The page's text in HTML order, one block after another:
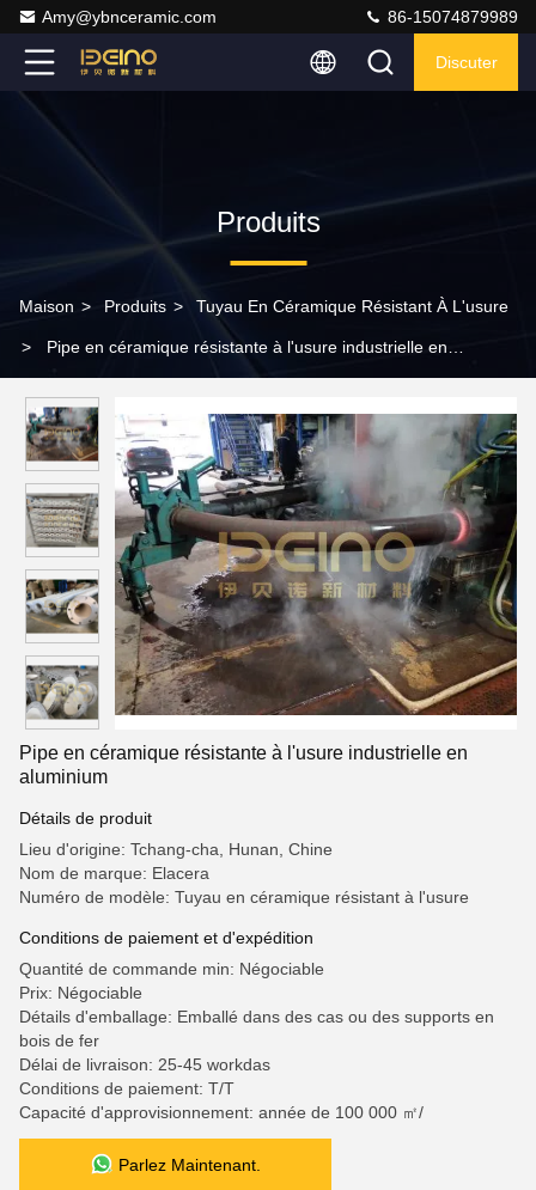
Amy@ybnceramic.com 86-15074879989
Discuter
Produits
Maison > Produits > Tuyau En Céramique Résistant À L'usure
> Pipe en céramique résistante à l'usure industrielle en
Pipe en céramique résistante à l'usure industrielle en
aluminium
Détails de produit
Lieu d'origine: Tchang-cha, Hunan, Chine
Nom de marque: Elacera
Numéro de modèle: Tuyau en céramique résistant à l'usure
Conditions de paiement et d'expédition
Quantité de commande min: Négociable
Prix: Négociable
Détails d'emballage: Emballé dans des cas ou des supports en
bois de fer
Délai de livraison: 25-45 workdas
Conditions de paiement: T/T
Capacité d'approvisionnement: année de 100 000 ㎡/
Parlez Maintenant.